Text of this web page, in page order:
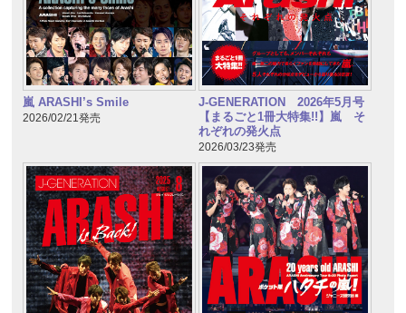
嵐 ARASHI’s Smile
2026/02/21発売
J-GENERATION 2026年5月号
【まるごと1冊大特集!!】嵐 そ
れぞれの発火点
2026/03/23発売